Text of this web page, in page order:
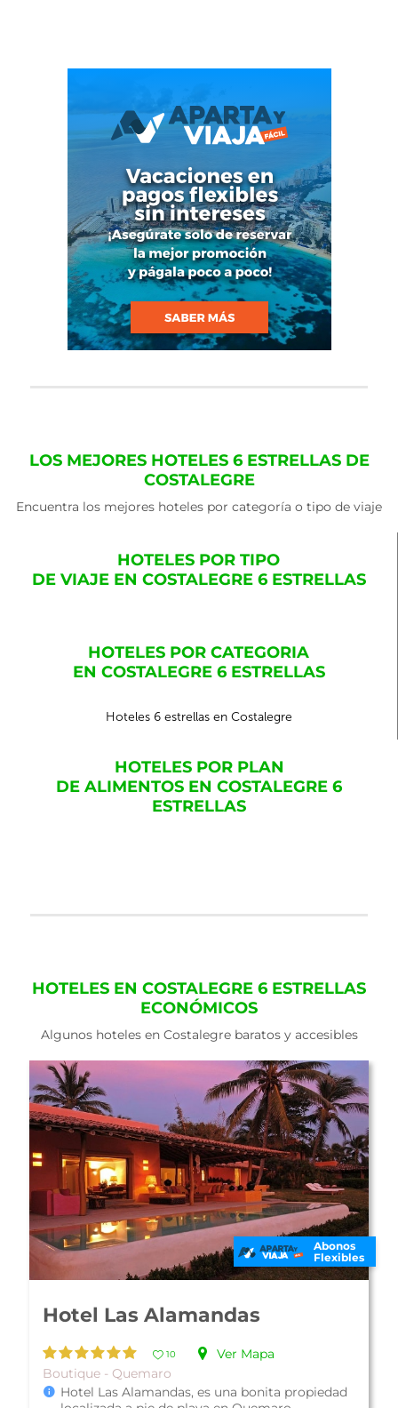
LOS MEJORES HOTELES 6 ESTRELLAS DE
COSTALEGRE
Encuentra los mejores hoteles por categoría o tipo de viaje
HOTELES POR TIPO
DE VIAJE EN COSTALEGRE 6 ESTRELLAS
HOTELES POR CATEGORIA
EN COSTALEGRE 6 ESTRELLAS
Hoteles 6 estrellas en Costalegre
HOTELES POR PLAN
DE ALIMENTOS EN COSTALEGRE 6
ESTRELLAS
HOTELES EN COSTALEGRE 6 ESTRELLAS
ECONÓMICOS
Algunos hoteles en Costalegre baratos y accesibles
Abonos
Flexibles
Hotel Las Alamandas
10
Ver Mapa
Boutique - Quemaro
Hotel Las Alamandas, es una bonita propiedad